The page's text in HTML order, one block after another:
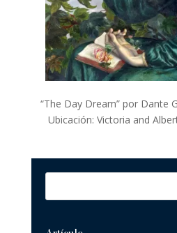
“The Day Dream” por Dante
Ubicación: Victoria and